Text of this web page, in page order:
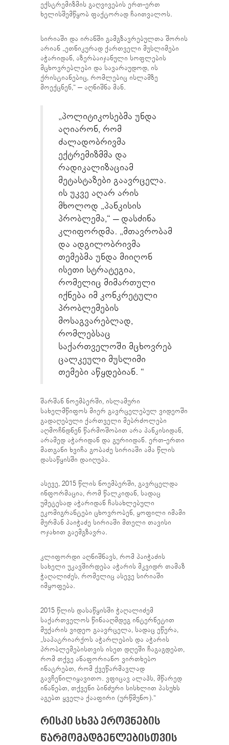
ექსტრემიზმის გაღვივების ერთ-ერთ
ხელისშემწყობ ფაქტორად ჩაითვალოს.
სირიაში და ირანში გამგზავრებულთა შორის
არიან „ეთნიკურად ქართველი მუსლიმები
აჭარიდან, აზერბაიჯანული სოფლების
მცხოვრებლები და სავარაუდოდ, ის
ქრისტიანებიც, რომლებიც ისლამზე
მოექცნენ,“ – აღნიშნა მან.
„პოლიტიკოსებმა უნდა
აღიარონ, რომ
ძალადობრივმა
ექტრემიზმმა და
რადიკალიზაციამ
მეტასტაზები გაავრცელა.
ის უკვე აღარ არის
მხოლოდ „პანკისის
პრობლემა,“ – დასძინა
კლიფორდმა. „მთავრობამ
და ადგილობრივმა
თემებმა უნდა მიიღონ
ისეთი სტრატეგია,
რომელიც მიმართული
იქნება იმ კონკრეტული
პრობლემების
მოსაგვარებლად,
რომლებსაც
საქართველოში მცხოვრებ
ცალკეული მუსლიმი
თემები აწყდებიან. “
შარშან ნოემბერში, ისლამური
სახელმწიფოს მიერ გავრცელებულ ვიდეოში
გადაღებული ქართველი მებრძოლები
აღმოჩნდნენ წარმოშობით არა პანკისიდან,
არამედ აჭარიდან და გურიიდან. ერთ-ერთი
მათგანი ხვიჩა გობაძე სირიაში ამა წლის
დასაწყისში დაიღუპა.
ასევე, 2015 წლის ნოემბერში, გავრცელდა
ინფორმაცია, რომ წალკიდან, სადაც
უმეტესად აჭარიდან ჩასახლებული
ეკომიგრანტები ცხოვრობენ, ყოფილი იმამი
მურმან პაიჭაძე სირიაში მთელი თავისი
ოჯახით გაემგზავრა.
კლიფორდი აღნიშნავს, რომ პაიჭაძის
სახელი უკავშირდება აჭარის მკვიდრ თამაზ
ჭაღალიძეს, რომელიც ასევე სირიაში
იმყოფება.
2015 წლის დასაწყისში ჭაღალიძემ
საქართველოს წინააღმდეგ ინტერნეტით
მუქარის ვიდეო გაავრცელა, სადაც ეწერა,
„საპატრიარქოს აჭარლების და აჭარის
პრობლემებისთვის ისეთ დღეში ჩაგაგდებთ,
რომ თქვე ანაფორიანო ვირთხებო
ინატრებთ, რომ ქვეწარმავლად
გავჩენილიყავითო. ვფიცავ ალაჰს, მწარედ
ინანებთ, თქვენი ბინძური სისხლით პასუხს
აგებთ ყველა ქააფირი (ურწმუნო).“
ᲠᲘᲡᲙᲘ ᲡᲮᲕᲐ ᲔᲠᲝᲕᲜᲔᲑᲘᲡ
ᲬᲐᲠᲛᲝᲛᲐᲓᲒᲔᲜᲚᲔᲑᲘᲡᲗᲕᲘᲡ